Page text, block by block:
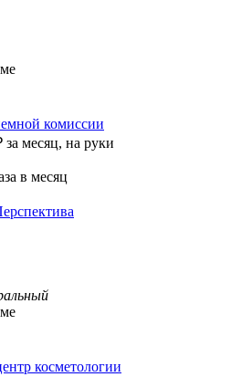
комиссии
за месяц, на руки
в месяц
косметологии